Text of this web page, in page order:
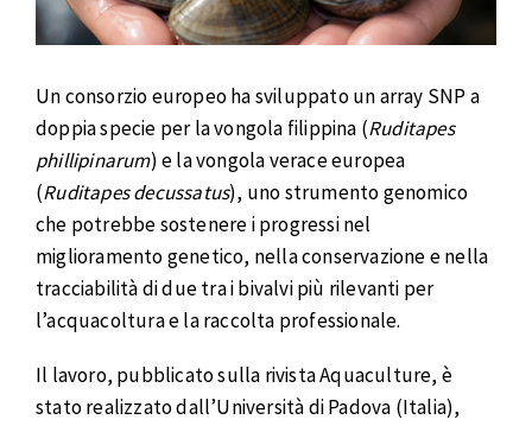
Un consorzio europeo ha sviluppato un array SNP a
doppia specie per la vongola filippina (Ruditapes
phillipinarum) e la vongola verace europea
(Ruditapes decussatus), uno strumento genomico
che potrebbe sostenere i progressi nel
miglioramento genetico, nella conservazione e nella
tracciabilità di due tra i bivalvi più rilevanti per
l’acquacoltura e la raccolta professionale.
Il lavoro, pubblicato sulla rivista Aquaculture, è
stato realizzato dall’Università di Padova (Italia),